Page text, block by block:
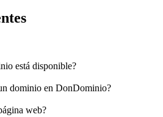
está disponible?
dominio en DonDominio?
web?